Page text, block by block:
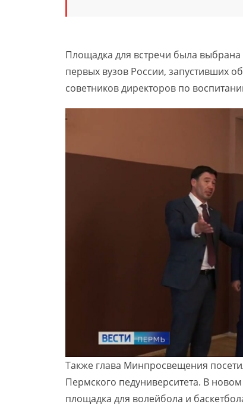
Площадка для встречи была
первых вузов России, запустивших
советников директоров по
Также глава Минпросвещения
Пермского педуниверситета. В
площадка для волейбола и